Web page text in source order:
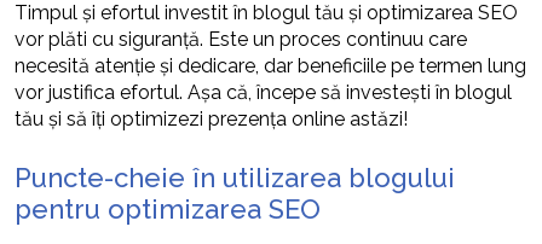
Timpul și efortul investit în blogul tău și optimizarea SEO
vor plăti cu siguranță. Este un proces continuu care
necesită atenție și dedicare, dar beneficiile pe termen lung
vor justifica efortul. Așa că, începe să investești în blogul
tău și să îți optimizezi prezența online astăzi!
Puncte-cheie în utilizarea blogului
pentru optimizarea SEO